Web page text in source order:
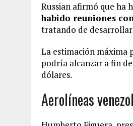
Russian afirmó que ha
habido reuniones
tratando de
La estimación máxima
podría alcanzar a fin
dólares.
Aerolíneas